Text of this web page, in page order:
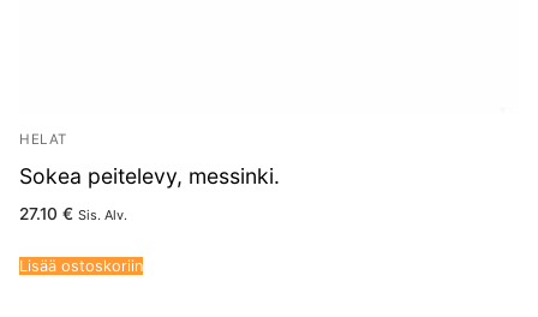
HELAT
Sokea peitelevy, messinki.
27.10 € Sis. Alv.
Lisää ostoskoriin